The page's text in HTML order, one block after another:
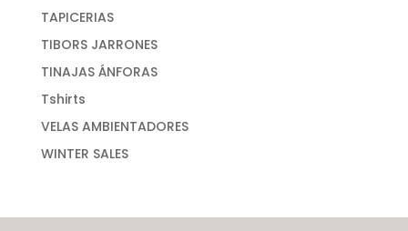
TAPICERIAS
TIBORS JARRONES
TINAJAS ÁNFORAS
Tshirts
VELAS AMBIENTADORES
WINTER SALES